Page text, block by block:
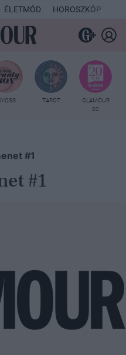
ÉLETMÓD HOROSZKÓP
TAROT
GLAMOUR
20
#1
#1